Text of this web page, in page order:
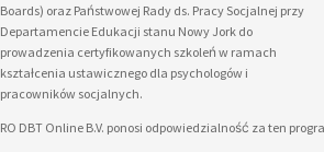
Boards) oraz Państwowej Rady ds. Pracy Socjalnej przy
Departamencie Edukacji stanu Nowy Jork do
prowadzenia certyfikowanych szkoleń w ramach
kształcenia ustawicznego dla psychologów i
pracowników socjalnych.
RO DBT Online B.V. ponosi odpowiedzialność za ten